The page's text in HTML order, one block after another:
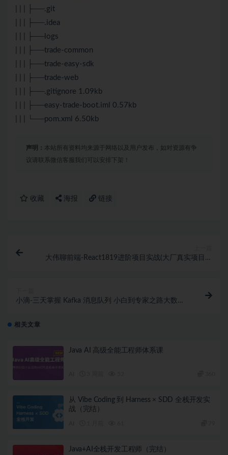
| | | ├──.git
| | | ├──.idea
| | | ├──logs
| | | ├──trade-common
| | | ├──trade-easy-sdk
| | | ├──trade-web
| | | ├──.gitignore 1.09kb
| | | ├──easy-trade-boot.iml 0.57kb
| | | └──pom.xml 6.50kb
声明： 本站所有资料均来源于网络以及用户发布，如对资源有争
议请联系微信客服我们可以安排下架！
收藏 海报 链接
大伟聊前端-React1819进阶项目实战(大厂真实项目实
小滴-三天掌握 Kafka 消息队列 小白到专家之路大数据
相关文章
Java AI 高级全能工程师体系课
从 Vibe Coding 到 Harness × SDD 全栈开发实
战（完结）
Java+AI全栈开发工程师（完结）